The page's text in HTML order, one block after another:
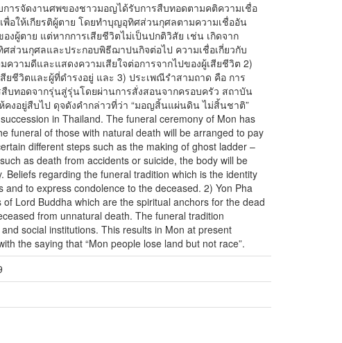
ารจัดงานศพของชาวมอญได้รับการสืบทอดตามคติความเชื่อ
อให้เกียรติผู้ตาย โดยทำบุญอุทิศส่วนกุศลตามความเชื่ออัน
ผู้ตาย แต่หากการเสียชีวิตไม่เป็นปกติวิสัย เช่น เกิดจาก
ส่วนกุศลและประกอบพิธีฌาปนกิจต่อไป ความเชื่อเกี่ยวกับ
ามดีและแสดงความเสียใจต่อการจากไปของผู้เสียชีวิต 2)
ยชีวิตและผู้ที่ดำรงอยู่ และ 3) ประเพณีรำสามถาด คือ การ
ทอดจากรุ่นสู่รุ่นโดยผ่านการสั่งสอนจากครอบครัว สถาบัน
งอยู่สืบไป ดุจดังคำกล่าวที่ว่า “มอญสิ้นแผ่นดิน ไม่สิ้นชาติ”
in Thailand. The funeral ceremony of Mon has
funeral of those with natural death will be arranged to pay
different steps such as the making of ghost ladder –
as death from accidents or suicide, the body will be
regarding the funeral tradition which is the identity
to express condolence to the deceased. 2) Yon Pha
Lord Buddha which are the spiritual anchors for the dead
from unnatural death. The funeral tradition
social institutions. This results in Mon at present
the saying that “Mon people lose land but not race”.